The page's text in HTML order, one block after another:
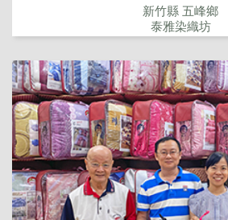
新竹縣 五峰鄉
泰雅染織坊